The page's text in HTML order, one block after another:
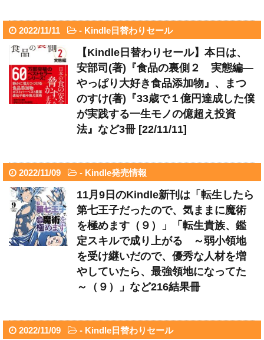
2022/11/11 - Kindle日替わりセール
【Kindle日替わりセール】本日は、
安部司(著)『食品の裏側２ 実態編―
やっぱり大好き食品添加物』、まつ
のすけ(著)『33歳で１億円達成した僕
が実践する一生モノの億超え投資
法』など3冊 [22/11/11]
2022/11/09 - Kindle発売情報
11月9日のKindle新刊は「転生したら
第七王子だったので、気ままに魔術
を極めます（９）」「転生貴族、鑑
定スキルで成り上がる ～弱小領地
を受け継いだので、優秀な人材を増
やしていたら、最強領地になってた
～（９）」など216結果冊
2022/11/09 - Kindle日替わりセール